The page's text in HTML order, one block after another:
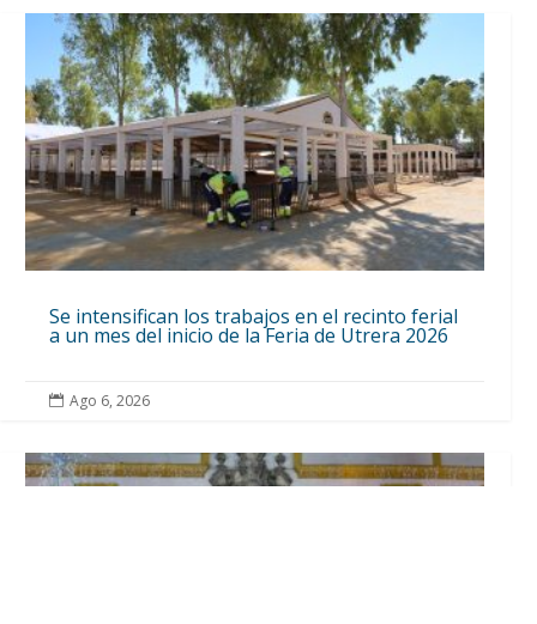
Se intensifican los trabajos en el recinto ferial
a un mes del inicio de la Feria de Utrera 2026
 Ago 6, 2026